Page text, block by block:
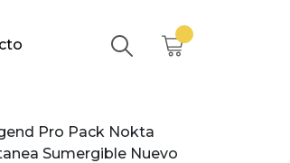
Pro Pack Nokta
Sumergible Nuevo